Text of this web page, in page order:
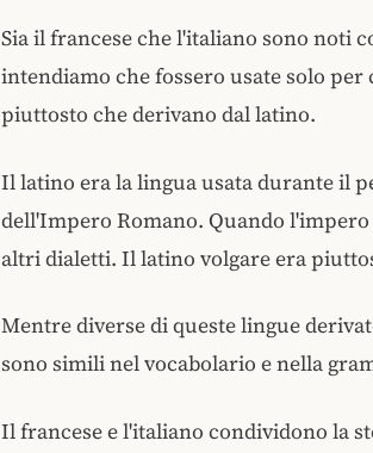
Sia il francese che l'italiano sono noti
intendiamo che fossero usate solo
piuttosto che derivano dal latino.
Il latino era la lingua usata durante il
dell'Impero Romano. Quando
altri dialetti. Il latino volgare era
Mentre diverse di queste lingue
sono simili nel vocabolario e nella
Il francese e l'italiano condividono la